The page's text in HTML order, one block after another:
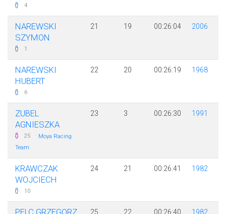
4
NAREWSKI
SZYMON
1
21 19 00:26:04 2006
NAREWSKI
HUBERT
6
22 20 00:26:19 1968
ZUBEL
AGNIESZKA
25 · Moya Racing
Team
23 3 00:26:30 1991
KRAWCZAK
WOJCIECH
10
24 21 00:26:41 1982
25 22 00:26:40 1982